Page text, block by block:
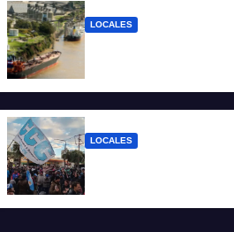
LOCALES
posicionar los
como salida para las
LOCALES
sociales y sindicales